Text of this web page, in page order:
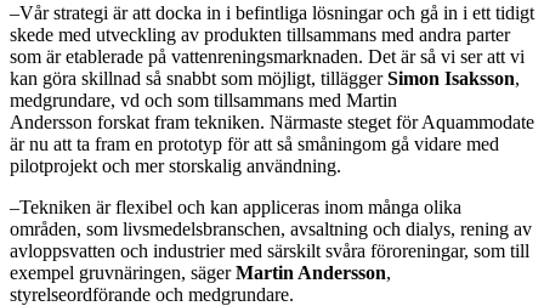
–Vår strategi är att docka in i befintliga lösningar och gå in i ett tidigt
skede med utveckling av produkten tillsammans med andra parter
som är etablerade på vattenreningsmarknaden. Det är så vi ser att vi
kan göra skillnad så snabbt som möjligt, tilläggerSimon Isaksson,
medgrundare, vd och som tillsammans med Martin
Andersson forskat fram tekniken. Närmaste steget för Aquammodate
är nu att ta fram en prototyp för att så småningom gå vidare med
pilotprojekt och mer storskalig användning.
–Tekniken är flexibel och kan appliceras inom många olika
områden, som livsmedelsbranschen, avsaltning och dialys, rening av
avloppsvatten och industrier med särskilt svåra föroreningar, som till
exempel gruvnäringen, sägerMartin Andersson,
styrelseordförande och medgrundare.